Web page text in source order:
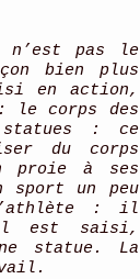
n’est pas le
bien plus
en action,
le corps des
: ce
du corps
proie à ses
sport un peu
: il
il est saisi,
statue. La